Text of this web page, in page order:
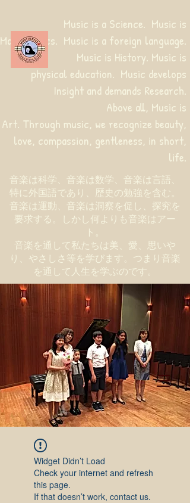
音楽は科学、音楽は数学、音楽は言語、
特に外国語であり、歴史の勉強を含む。
音楽は運動、音楽は洞察を促し、探究を
要求する。しかし何よりも音楽はアー
ト。
音楽を通して私たちは美、愛、思いや
り、やさしさ等を学びます。つまり音楽
を通して人生を学ぶのです。
Music is a Science. Music is
Mathematics. Music is a foreign language.
Music is History. Music is
physical education. Music develops
Insight and demands Research.
Above all, Music is
Art. Through music, we recognize beauty,
love, compassion, gentleness, in short,
life.
Widget Didn’t Load
Check your internet and refresh
this page.
If that doesn’t work, contact us.